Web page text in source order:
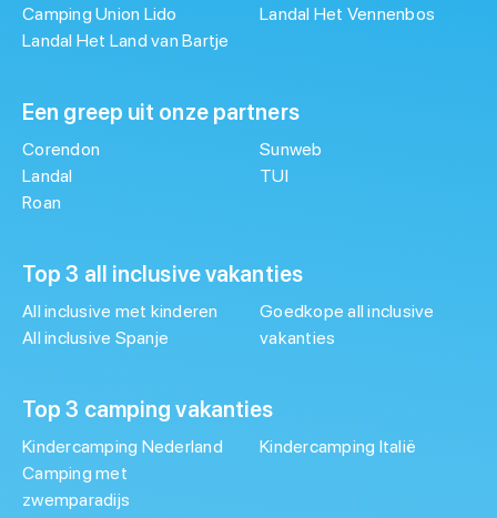
Camping Union Lido
Landal Het Land van Bartje
Landal Het Vennenbos
Een greep uit onze partners
Corendon
Landal
Roan
Sunweb
TUI
Top 3 all inclusive vakanties
All inclusive met kinderen
All inclusive Spanje
Goedkope all inclusive
vakanties
Top 3 camping vakanties
Kindercamping Nederland
Camping met
zwemparadijs
Kindercamping Italië